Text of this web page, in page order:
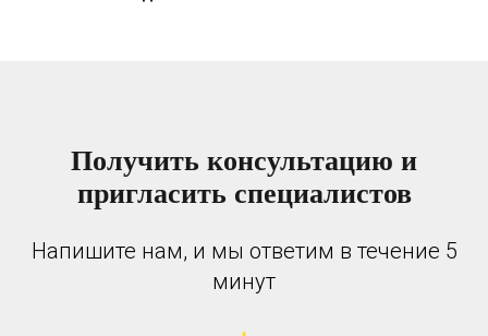
Получить консультацию и
пригласить специалистов
Напишите нам, и мы ответим в течение 5
минут